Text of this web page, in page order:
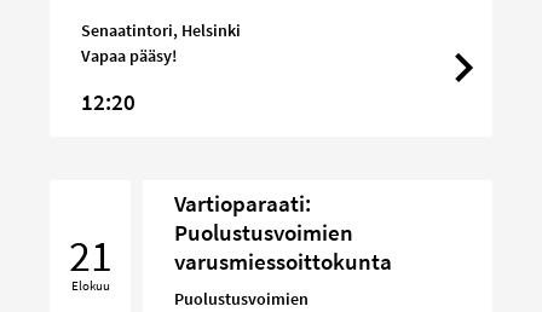
Senaatintori, Helsinki
Vapaa pääsy!
12:20
Puolustusvoimien
varusmiessoittokunta
21
Elokuu
Vartioparaati:
Puolustusvoimien
varusmiessoittokunta
Puolustusvoimien